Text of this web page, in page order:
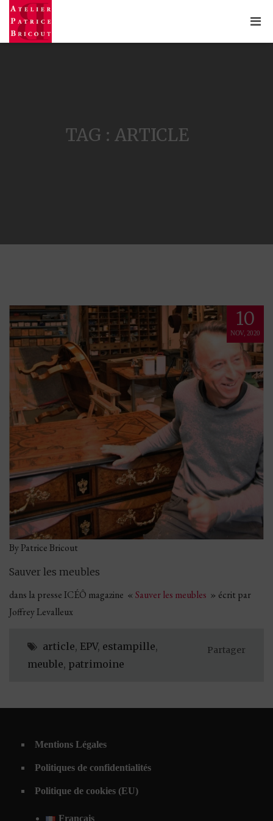
TAG : ARTICLE
10
NOV, 2020
By Patrice Bricout
Sauver les meubles
dans la presse ICÉÔ magazine « Sauver les meubles » écrit par
Joffrey Levalleux
article, EPV, estampille,
meuble, patrimoine
Partager
Mentions Légales
Politiques de confidentialités
Politique de cookies (EU)
Français